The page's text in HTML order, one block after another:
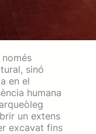
sinó
en el
humana
un extens
excavat fins